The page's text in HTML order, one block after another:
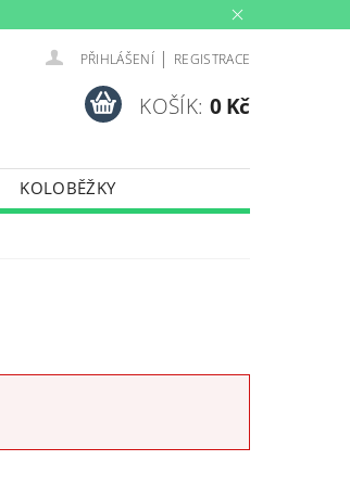
PŘIHLÁŠENÍ | REGISTRACE
KOŠÍK: 0 Kč
KOLOBĚŽKY